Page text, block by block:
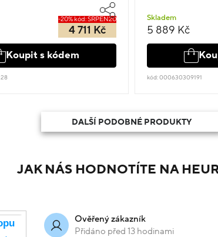
-20% kód: SRPEN20
4 711 Kč
Koupit s kódem
Skladem
5 889 Kč
kód: 000630309191
DALŠÍ PODOBNÉ PRODUKTY
JAK NÁS HODNOTÍTE NA
Ověřený zákazník
Přidáno před 13 hodinami